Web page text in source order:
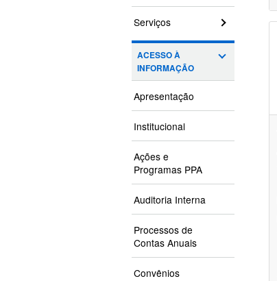
Serviços
ACESSO À
INFORMAÇÃO
Apresentação
Institucional
Ações e
Programas PPA
Auditoria Interna
Processos de
Contas Anuais
Convênios